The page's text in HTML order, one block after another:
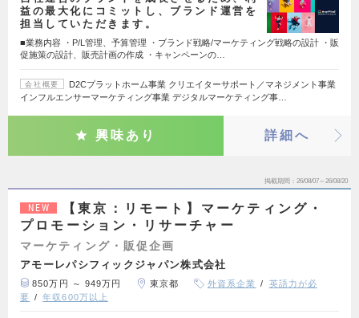
益の最大化にコミットし、ブランド運営を
担当していただきます。
■業務内容 ・P/L管理、予算管理 ・ブランド戦略/マーケティング戦略の設計 ・販
促施策の設計、販売計画の作成 ・キャンペーンの…
会社概要
D2Cプラットホーム事業 クリエイターサポート／マネジメント事業
インフルエンサーマーケティング事業 デジタルマーケティング事…
興味あり 詳細へ
掲載期間 26/08/07～26/08/20
NEW
【東京：リモート】マーケティング・
プロモーション・リサーチャー
マーケティング・販促企画
アモーレパシフィックジャパン株式会社
850万円 ～ 949万円 東京都 外資系企業
英語力が必
要
年収600万以上